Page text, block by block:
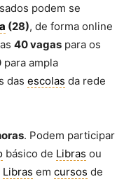
podem se
(28), de forma online
40 vagas para os
para ampla
das escolas da rede
. Podem participar
básico de Libras ou
Libras em cursos de